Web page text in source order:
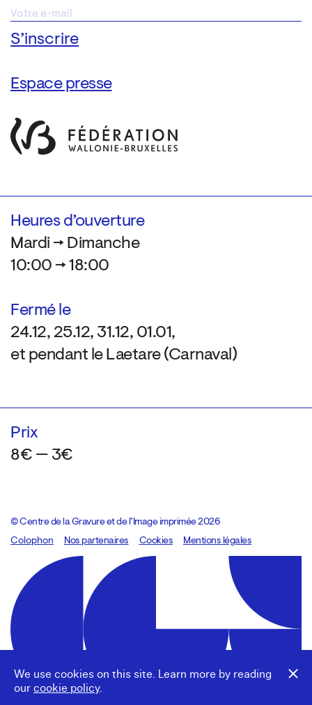
We use cookies on this site. Learn more by reading
our cookie policy.
Espace presse
Heures d’ouverture
Mardi → Dimanche
10:00 → 18:00
Fermé le
24.12, 25.12, 31.12, 01.01,
et pendant le Laetare (Carnaval)
Prix
8€ — 3€
© Centre de la Gravure et de l’Image imprimée 2026
Colophon
Design:Marcel Kaczmarek, code:8080.studio
Nos partenaires Cookies Mentions légales